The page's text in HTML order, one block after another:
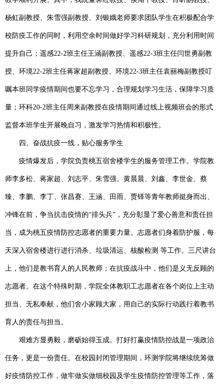
杨虹副教授、朱雪强副教授、刘银娥老师要求团队学生在积极配合学
校防疫工作的同时，利用空余时间做好学习科研规划，充分利用时间
提升自己；遥感22-2班主任王涵副教授、遥感22-3班主任闫世勇副教
授、环境22-2班主任蒋家超副教授、环境22-3班主任袁丽梅副教授叮
嘱本班同学疫情期间也要不忘学习，合理规划学习生活，保障学习质
量；环科20-2班主任周来副教授在疫情期间通过线上视频班会的形式
监督本班学生开展晚自习，激发学习热情和积极性。
四、奋战抗疫一线，贴心服务学生
疫情爆发后，学院负责桃五宿舍楼学生的服务管理工作。学院教
师李多松、 蒋家超、 刘志平、 朱雪强、黄晨晨、刘鑫、李世金、蔡
臻、李鹏、李丁、张昌赛、王涵、田雨、贾铎等青年教师挺身而出、
冲锋在前，争当抗击疫情的“排头兵”，充分彰显了爱心善意和责任担
当，成为桃五疫情防控志愿者的重要力量。志愿者们身着防护服，每
天深入宿舍楼进行进行消杀、垃圾清运、核酸检测 等工作。三尺讲台
上，他们是教书育人的人民教师；在抗疫战斗中，他们是义无反顾的
志愿者。在这个特殊时期，学院全体教职工志愿者在各个岗位上主动
担当、无私奉献，他们舍小家顾大家，用自己的实际行动践行着教书
育人的责任与担当。
艰难方显勇毅，磨砺始得玉成。打好打赢疫情防控战是一项政治
任务，更是一份责任。在校园封闭管理期间，环测学院将继续统筹做
好疫情防控工作，做牢做实做细校园及学生疫情防控管理等工作，落